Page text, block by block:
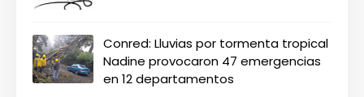
Conred: Lluvias por tormenta tropical
Nadine provocaron 47 emergencias
en 12 departamentos